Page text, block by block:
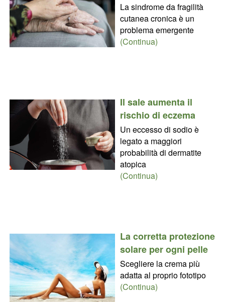
La sindrome da fragilità
cutanea cronica è un
problema emergente
(Continua)
Il sale aumenta il
rischio di eczema
Un eccesso di sodio è
legato a maggiori
probabilità di dermatite
atopica
(Continua)
La corretta protezione
solare per ogni pelle
Scegliere la crema più
adatta al proprio fototipo
(Continua)